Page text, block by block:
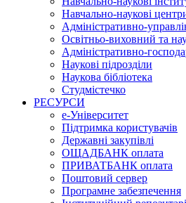
Навчально-наукові
Адміністративно-
Освітньо-виховний та
Адміністративно-
Наукові підрозділи
Наукова бібліотека
Студмістечко
РЕСУРСИ
е-Університет
Підтримка користувачів
Державні закупівлі
ОЩАДБАНК оплата
ПРИВАТБАНК оплата
Поштовий сервер
Програмне забезпечення